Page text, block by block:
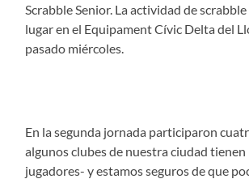
Scrabble Senior. La actividad de
lugar en el Equipament Cívic Delta del
pasado miércoles.
En la segunda jornada participaron
algunos clubes de nuestra ciudad tienen
jugadores- y estamos seguros de que